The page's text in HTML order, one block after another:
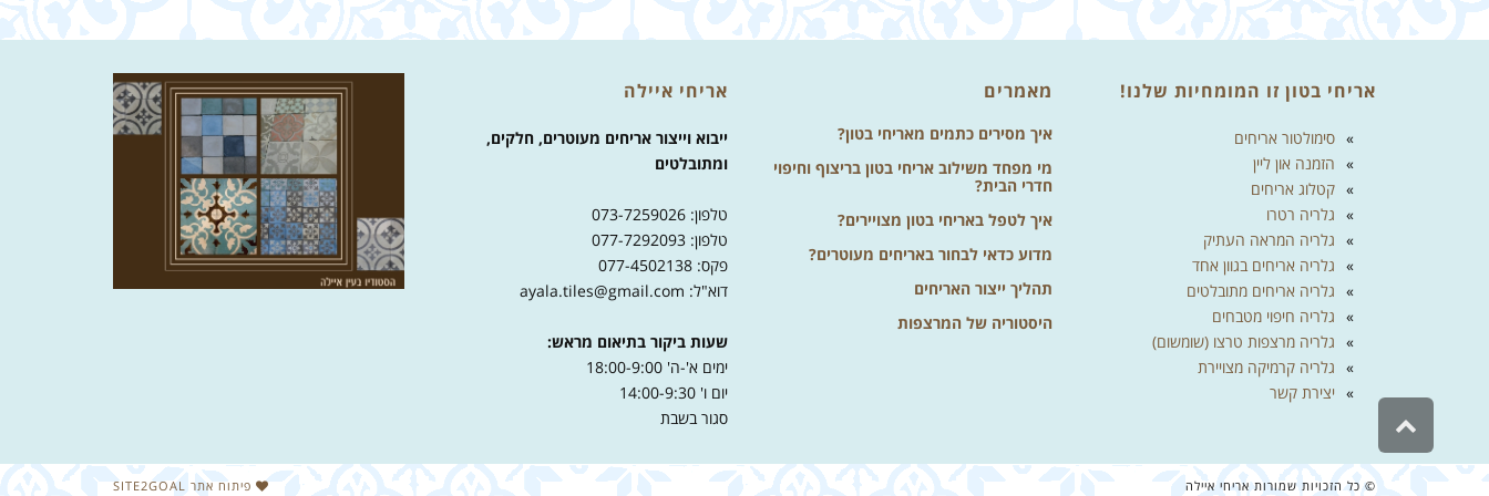
אריחי בטון זו המומחיות שלנו!
סימולטור אריחים
הזמנה און ליין
קטלוג אריחים
גלריה רטרו
גלריה המראה העתיק
גלריה אריחים בגוון אחד
גלריה אריחים מתובלטים
גלריה חיפוי מטבחים
גלריה מרצפות טרצו (שומשום)
גלריה קרמיקה מצויירת
יצירת קשר
מאמרים
איך מסירים כתמים מאריחי בטון?
מי מפחד משילוב אריחי בטון בריצוף וחיפוי
חדרי הבית?
איך לטפל באריחי בטון מצויירים?
מדוע כדאי לבחור באריחים מעוטרים?
תהליך ייצור האריחים
היסטוריה של המרצפות
אריחי איילה
ייבוא וייצור אריחים מעוטרים, חלקים,
ומתובלטים
טלפון: 073-7259026
טלפון: 077-7292093
פקס: 077-4502138
דוא"ל: ayala.tiles@gmail.com
שעות ביקור בתיאום מראש:
ימים א'-ה' 18:00-9:00
יום ו' 14:00-9:30
סגור בשבת
פיתוח אתר SITE2GOAL © כל הזכויות שמורות אריחי איילה
לראש
העמוד